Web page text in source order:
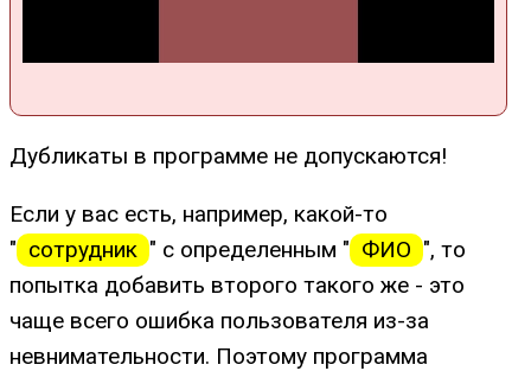
Дубликаты в программе не допускаются!
Если у вас есть, например, какой-то
" сотрудник " с определенным " ФИО ", то
попытка добавить второго такого же - это
чаще всего ошибка пользователя из-за
невнимательности. Поэтому программа